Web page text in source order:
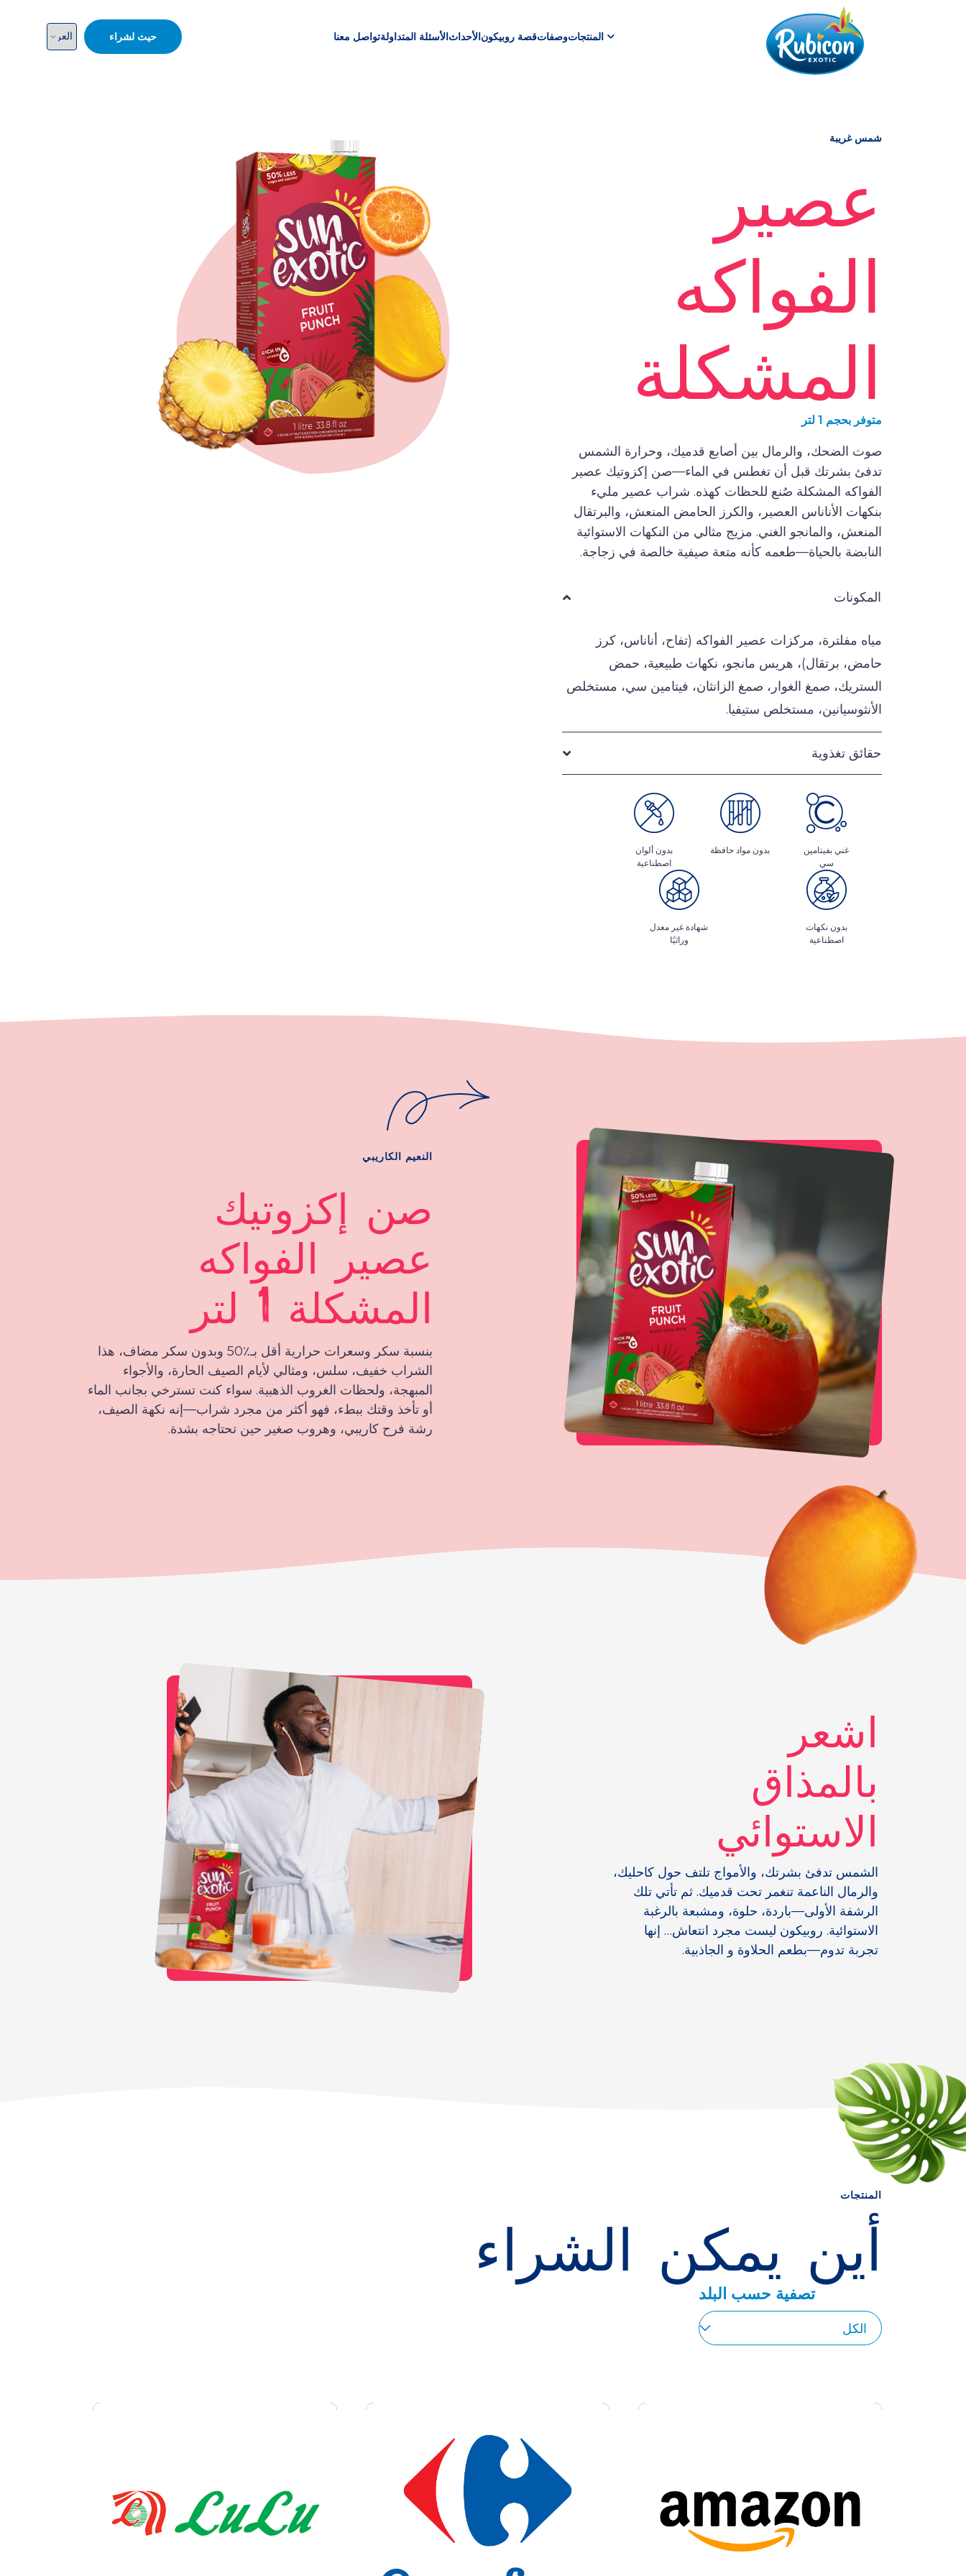
المنتجاتوصفاتقصة روبيكونالأحداثالأسئلة المتداولةتواصل معنا حيث لشراء
شمس غريبة
عصير
الفواكه
المشكلة
متوفر بحجم 1 لتر
صوت الضحك، والرمال بين أصابع قدميك، وحرارة الشمس
تدفئ بشرتك قبل أن تغطس في الماء—صن إكزوتيك عصير
الفواكه المشكلة صُنع للحظات كهذه. شراب عصير مليء
بنكهات الأناناس العصير، والكرز الحامض المنعش، والبرتقال
المنعش، والمانجو الغني. مزيج مثالي من النكهات الاستوائية
النابضة بالحياة—طعمه كأنه متعة صيفية خالصة في زجاجة.
المكونات
مياه مفلترة، مركزات عصير الفواكه (تفاح، أناناس، كرز
حامض، برتقال)، هريس مانجو، نكهات طبيعية، حمض
الستريك، صمغ الغوار، صمغ الزانثان، فيتامين سي، مستخلص
الأنثوسيانين، مستخلص ستيفيا.
حقائق تغذوية
غني بفيتامين
سي
بدون مواد حافظة
بدون ألوان
اصطناعية
بدون نكهات
اصطناعية
شهادة غير معدل
وراثيًا
النعيم الكاريبي
صن إكزوتيك
عصير الفواكه
المشكلة 1 لتر
بنسبة سكر وسعرات حرارية أقل بـ٪50 وبدون سكر مضاف، هذا
الشراب خفيف، سلس، ومثالي لأيام الصيف الحارة، والأجواء
المبهجة، ولحظات الغروب الذهبية. سواء كنت تسترخي بجانب الماء
أو تأخذ وقتك ببطء، فهو أكثر من مجرد شراب—إنه نكهة الصيف،
رشة فرح كاريبي، وهروب صغير حين تحتاجه بشدة.
اشعر
بالمذاق
الاستوائي
الشمس تدفئ بشرتك، والأمواج تلتف حول كاحليك،
والرمال الناعمة تنغمر تحت قدميك. ثم تأتي تلك
الرشفة الأولى—باردة، حلوة، ومشبعة بالرغبة
الاستوائية. روبيكون ليست مجرد انتعاش… إنها
تجربة تدوم—بطعم الحلاوة و الجاذبية.
المنتجات
أين يمكن الشراء
تصفية حسب البلد